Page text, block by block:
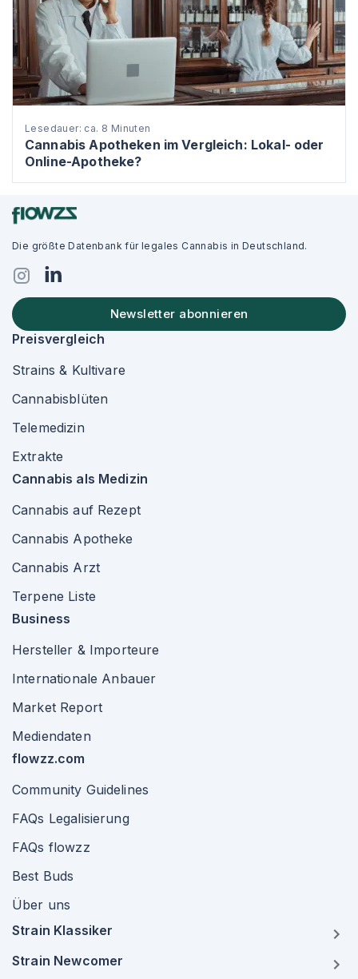
Lesedauer: ca. 8 Minuten
Cannabis Apotheken im Vergleich: Lokal- oder
Online-Apotheke?
Die größte Datenbank für legales Cannabis in Deutschland.
Newsletter abonnieren
Preisvergleich
Strains & Kultivare
Cannabisblüten
Telemedizin
Extrakte
Cannabis als Medizin
Cannabis auf Rezept
Cannabis Apotheke
Cannabis Arzt
Terpene Liste
Business
Hersteller & Importeure
Internationale Anbauer
Market Report
Mediendaten
flowzz.com
Community Guidelines
FAQs Legalisierung
FAQs flowzz
Best Buds
Über uns
Strain Klassiker
Strain Newcomer